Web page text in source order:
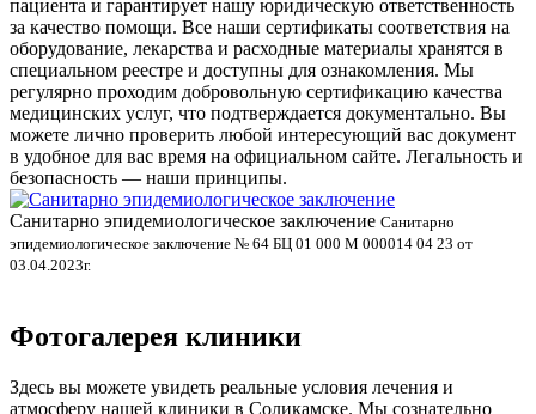
пациента и гарантирует нашу юридическую ответственность
за качество помощи. Все наши сертификаты соответствия на
оборудование, лекарства и расходные материалы хранятся в
специальном реестре и доступны для ознакомления. Мы
регулярно проходим добровольную сертификацию качества
медицинских услуг, что подтверждается документально. Вы
можете лично проверить любой интересующий вас документ
в удобное для вас время на официальном сайте. Легальность и
безопасность — наши принципы.
Санитарно эпидемиологическое заключение Санитарно
эпидемиологическое заключение № 64 БЦ 01 000 М 000014 04 23 от
03.04.2023г.
Фотогалерея клиники
Здесь вы можете увидеть реальные условия лечения и
атмосферу нашей клиники в Соликамске. Мы сознательно